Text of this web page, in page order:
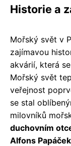
Historie a
Mořský svět v
zajímavou
akvárií, která
Mořský svět
veřejnost
se stal
milovníků
duchovním
Alfons Papáček